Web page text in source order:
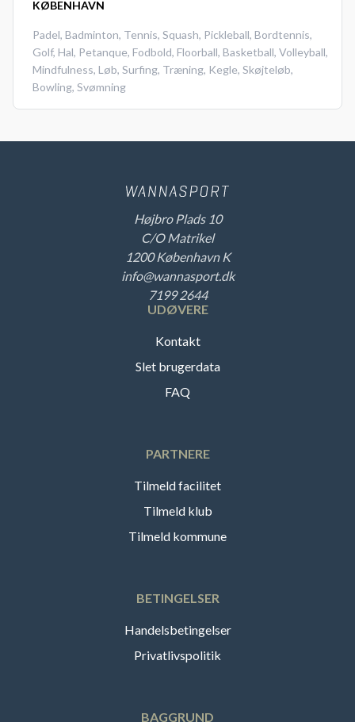
KØBENHAVN
Padel, Badminton, Tennis, Squash, Pickleball, Bordtennis,
Golf, Hal, Petanque, Fodbold, Floorball, Basketball, Volleyball,
Mindfulness, Løb, Surfing, Træning, Kegle, Skøjteløb,
Bowling, Svømning
Højbro Plads 10
C/O Matrikel
1200 København K
info@wannasport.dk
7199 2644
UDØVERE
Kontakt
Slet brugerdata
FAQ
PARTNERE
Tilmeld facilitet
Tilmeld klub
Tilmeld kommune
BETINGELSER
Handelsbetingelser
Privatlivspolitik
BAGGRUND